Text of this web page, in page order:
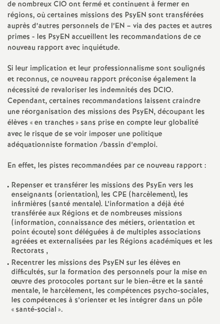
l
d
e
s
E
n
s
e
i
g
n
e
de nombreux CIO ont fermé et continuent à fermer en
régions, où certaines missions des PsyEN sont transférées
auprès d’autres personnels de l’EN – via des pactes et autres
primes - les PsyEN accueillent les recommandations de ce
nouveau rapport avec inquiétude.
Si leur implication et leur professionnalisme sont soulignés
et reconnus, ce nouveau rapport préconise également la
nécessité de revaloriser les indemnités des DCIO.
Cependant, certaines recommandations laissent craindre
une réorganisation des missions des PsyEN, découpant les
élèves «en tranches» sans prise en compte leur globalité
avec le risque de se voir imposer une politique
adéquationniste formation /bassin d’emploi.
En effet, les pistes recommandées par ce nouveau rapport :
Repenser et transférer les missions des PsyEn vers les
enseignants (orientation), les CPE (harcèlement), les
infirmières (santé mentale). L’information a déjà été
transférée aux Régions et de nombreuses missions
(information, connaissance des métiers, orientation et
point écoute) sont déléguées à de multiples associations
agréées et externalisées par les Régions académiques et les
Rectorats ,
Recentrer les missions des PsyEN sur les élèves en
difficultés, sur la formation des personnels pour la mise en
œuvre des protocoles portant sur le bien-être et la santé
mentale, le harcèlement, les compétences psycho-sociales,
les compétences à s’orienter et les intégrer dans un pôle
«santé-social».